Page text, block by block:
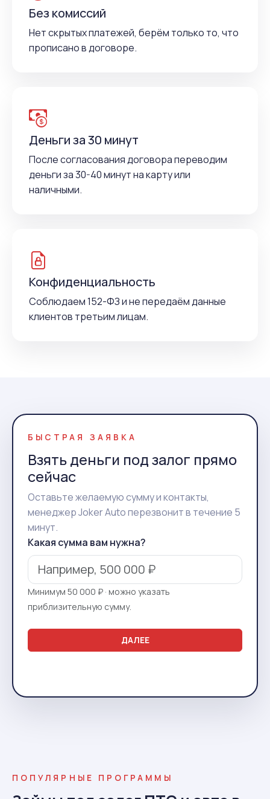
Без комиссий
Нет скрытых платежей, берём только то, что
прописано в договоре.
Деньги за 30 минут
После согласования договора переводим
деньги за 30-40 минут на карту или
наличными.
Конфиденциальность
Соблюдаем 152-ФЗ и не передаём данные
клиентов третьим лицам.
БЫСТРАЯ ЗАЯВКА
Взять деньги под залог прямо
сейчас
Оставьте желаемую сумму и контакты,
менеджер Joker Auto перезвонит в течение 5
минут.
Какая сумма вам нужна?
Минимум 50 000 ₽ · можно указать
приблизительную сумму.
ДАЛЕЕ
ПОПУЛЯРНЫЕ ПРОГРАММЫ